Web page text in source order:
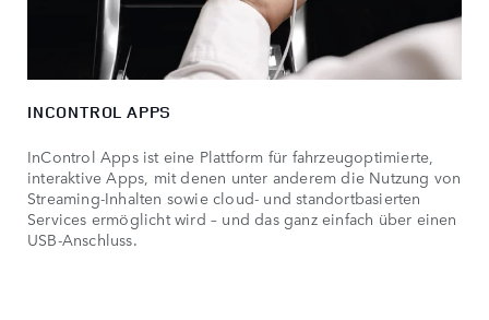
INCONTROL APPS
InControl Apps ist eine Plattform für fahrzeugoptimierte,
interaktive Apps, mit denen unter anderem die Nutzung von
Streaming-Inhalten sowie cloud- und standortbasierten
Services ermöglicht wird – und das ganz einfach über einen
USB-Anschluss.